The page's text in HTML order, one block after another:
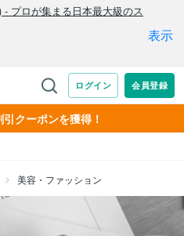
クーポンを獲得！
美容・ファッション